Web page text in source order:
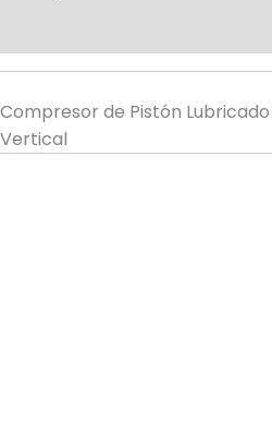
Compresor de Pistón Lubricado
Vertical